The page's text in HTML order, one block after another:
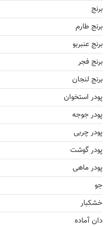
برنج
برنج طارم
برنج عنبربو
برنج فجر
برنج لنجان
پودر استخوان
پودر جوجه
پودر چربی
پودر گوشت
پودر ماهی
جو
خشکبار
دان آماده